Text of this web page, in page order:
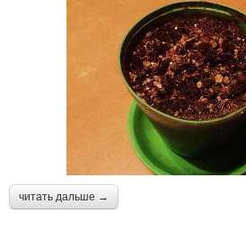
читать дальше →